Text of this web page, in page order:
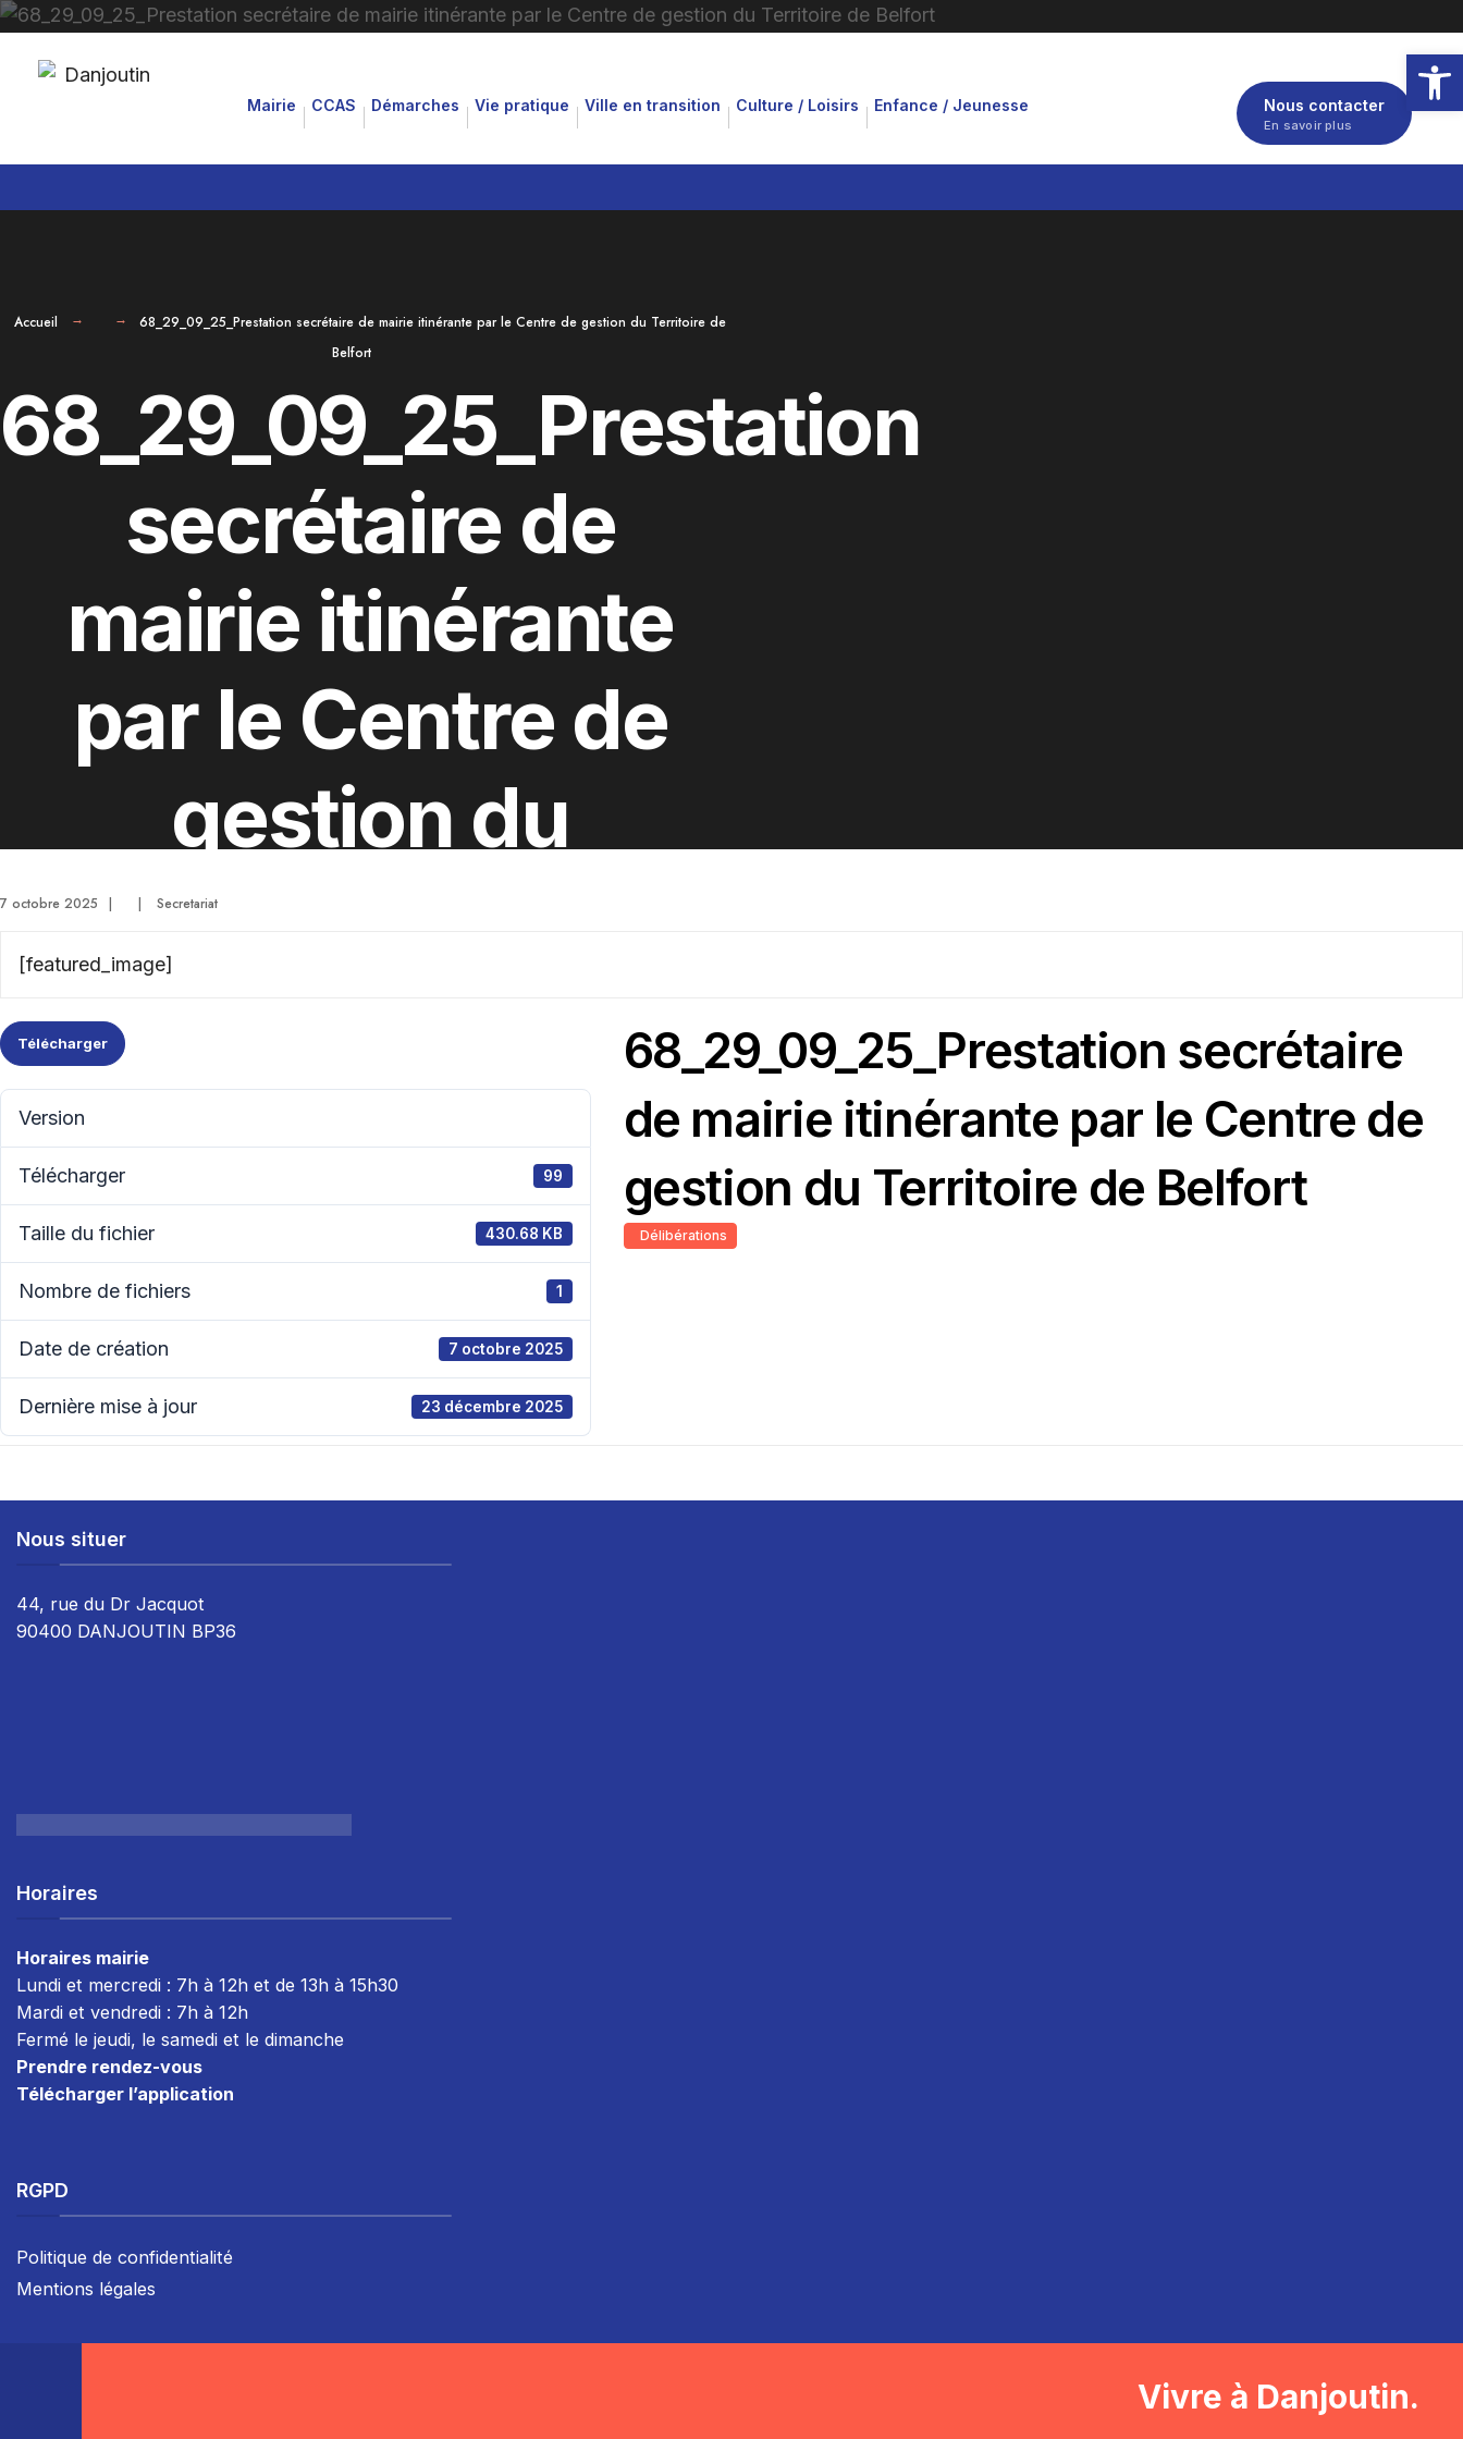
Mairie CCAS Démarches Vie pratique Ville en transition Culture / Loisirs Enfance / Jeunesse Nous contacter
En savoir plus
Accueil
68_29_09_25_Prestation secrétaire de mairie itinérante par le Centre de gestion du Territoire de
Belfort
68_29_09_25_Prestation
secrétaire de
mairie itinérante
par le Centre de
gestion du
Territoire de Belfort
7 octobre 2025 | | Secretariat
[featured_image]
Télécharger
Version
Télécharger 99
Taille du fichier 430.68 KB
Nombre de fichiers 1
Date de création 7 octobre 2025
Dernière mise à jour 23 décembre 2025
68_29_09_25_Prestation secrétaire
de mairie itinérante par le Centre de
gestion du Territoire de Belfort
Délibérations
Nous situer
44, rue du Dr Jacquot
90400 DANJOUTIN BP36
Horaires
Horaires mairie
Lundi et mercredi : 7h à 12h et de 13h à 15h30
Mardi et vendredi : 7h à 12h
Fermé le jeudi, le samedi et le dimanche
Prendre rendez-vous
Télécharger l’application
RGPD
Politique de confidentialité
Mentions légales
Vivre à Danjoutin.
Ouvrir